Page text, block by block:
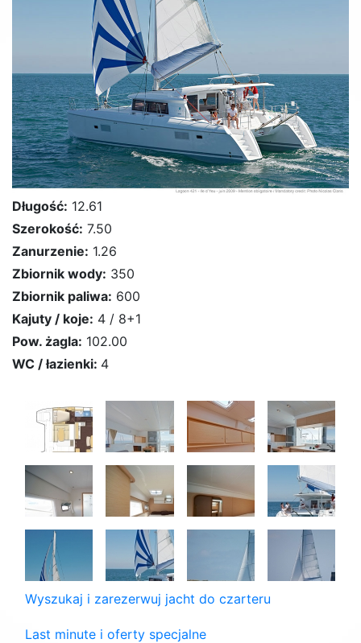
Długość: 12.61
Szerokość: 7.50
Zanurzenie: 1.26
Zbiornik wody: 350
Zbiornik paliwa: 600
Kajuty / koje: 4 / 8+1
Pow. żagla: 102.00
WC / łazienki: 4
Wyszukaj i zarezerwuj jacht do czarteru
Last minute i oferty specjalne